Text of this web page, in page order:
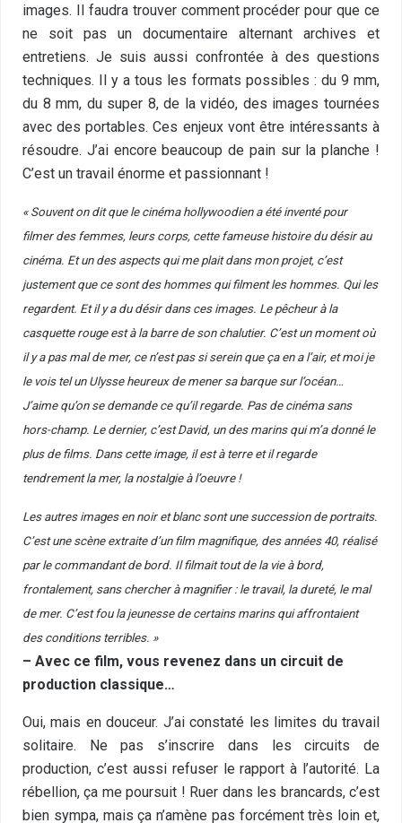
images. Il faudra trouver comment procéder pour que ce
ne soit pas un documentaire alternant archives et
entretiens. Je suis aussi confrontée à des questions
techniques. Il y a tous les formats possibles : du 9 mm,
du 8 mm, du super 8, de la vidéo, des images tournées
avec des portables. Ces enjeux vont être intéressants à
résoudre. J’ai encore beaucoup de pain sur la planche !
C’est un travail énorme et passionnant !
« Souvent on dit que le cinéma hollywoodien a été inventé pour
filmer des femmes, leurs corps, cette fameuse histoire du désir au
cinéma. Et un des aspects qui me plait dans mon projet, c’est
justement que ce sont des hommes qui filment les hommes. Qui les
regardent. Et il y a du désir dans ces images. Le pêcheur à la
casquette rouge est à la barre de son chalutier. C’est un moment où
il y a pas mal de mer, ce n’est pas si serein que ça en a l’air, et moi je
le vois tel un Ulysse heureux de mener sa barque sur l’océan…
J’aime qu’on se demande ce qu’il regarde. Pas de cinéma sans
hors-champ. Le dernier, c’est David, un des marins qui m’a donné le
plus de films. Dans cette image, il est à terre et il regarde
tendrement la mer, la nostalgie à l’oeuvre !
Les autres images en noir et blanc sont une succession de portraits.
C’est une scène extraite d’un film magnifique, des années 40, réalisé
par le commandant de bord. Il filmait tout de la vie à bord,
frontalement, sans chercher à magnifier : le travail, la dureté, le mal
de mer. C’est fou la jeunesse de certains marins qui affrontaient
des conditions terribles. »
– Avec ce film, vous revenez dans un circuit de
production classique…
Oui, mais en douceur. J’ai constaté les limites du travail
solitaire. Ne pas s’inscrire dans les circuits de
production, c’est aussi refuser le rapport à l’autorité. La
rébellion, ça me poursuit ! Ruer dans les brancards, c’est
bien sympa, mais ça n’amène pas forcément très loin et,